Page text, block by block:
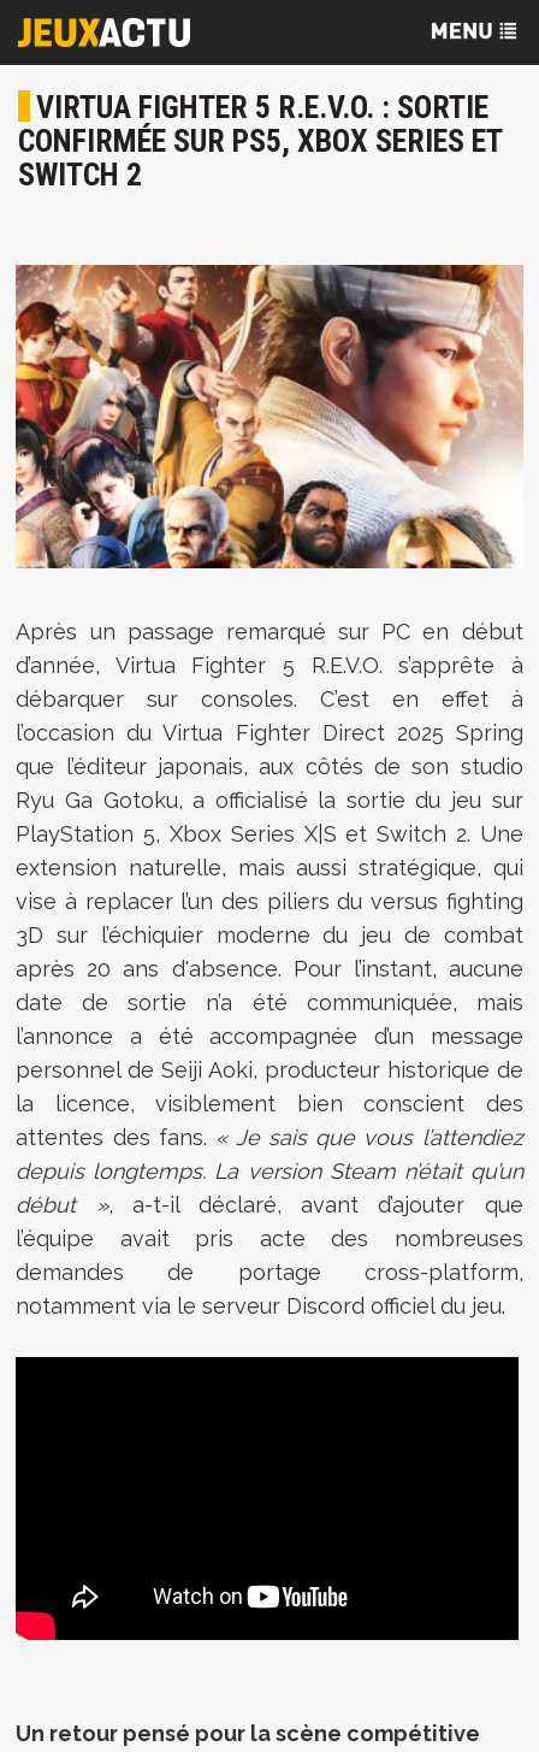
VIRTUA FIGHTER 5 R.E.V.O. : SORTIE
CONFIRMÉE SUR PS5, XBOX SERIES ET
SWITCH 2
Après un passage remarqué sur PC en début
d’année, Virtua Fighter 5 R.E.V.O. s’apprête à
débarquer sur consoles. C’est en effet à
l’occasion du Virtua Fighter Direct 2025 Spring
que l’éditeur japonais, aux côtés de son studio
Ryu Ga Gotoku, a officialisé la sortie du jeu sur
PlayStation 5, Xbox Series X|S et Switch 2. Une
extension naturelle, mais aussi stratégique, qui
vise à replacer l’un des piliers du versus fighting
3D sur l’échiquier moderne du jeu de combat
après 20 ans d'absence. Pour l’instant, aucune
date de sortie n’a été communiquée, mais
l’annonce a été accompagnée d’un message
personnel de Seiji Aoki, producteur historique de
la licence, visiblement bien conscient des
attentes des fans. « Je sais que vous l’attendiez
depuis longtemps. La version Steam n’était qu’un
début », a-t-il déclaré, avant d’ajouter que
l’équipe avait pris acte des nombreuses
demandes de portage cross-platform,
notamment via le serveur Discord officiel du jeu.
Un retour pensé pour la scène compétitive